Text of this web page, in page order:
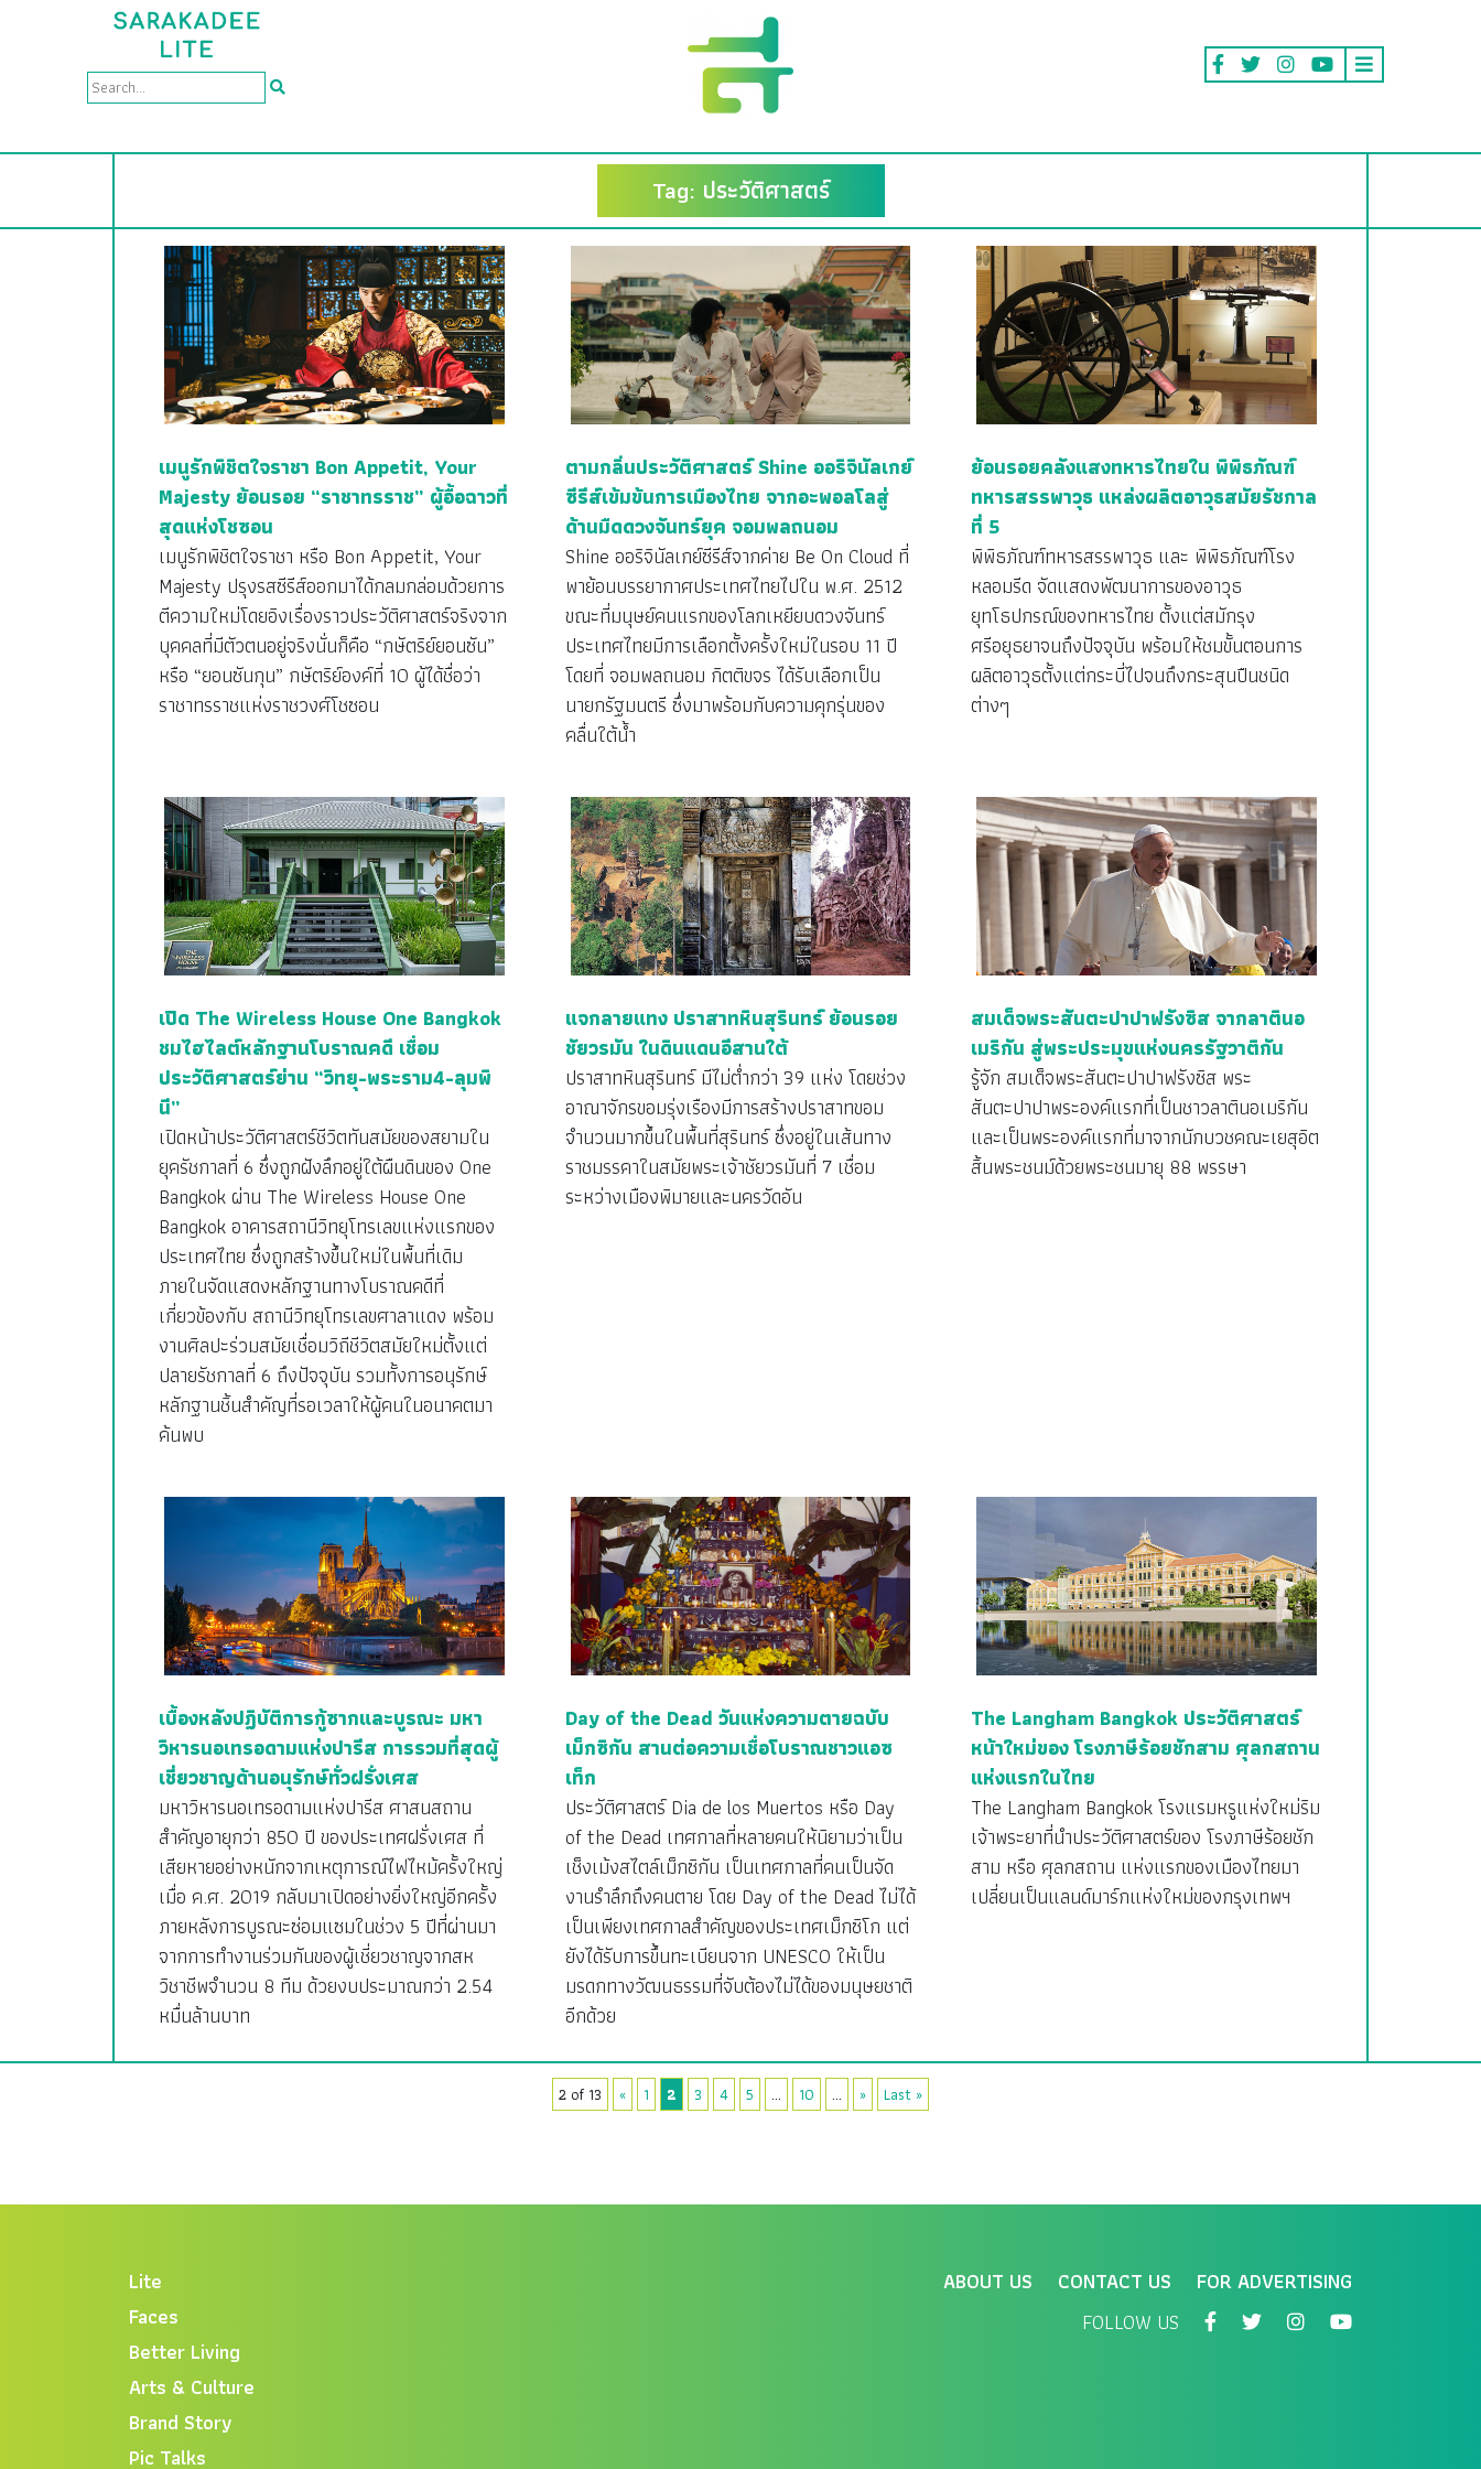
Tag: ประวัติศาสตร์
เมนูรักพิชิตใจราชา Bon Appetit, Your
Majesty ย้อนรอย “ราชาทรราช” ผู้อื้อฉาวที่
สุดแห่งโชซอน
เมนูรักพิชิตใจราชา หรือ Bon Appetit, Your
Majesty ปรุงรสซีรีส์ออกมาได้กลมกล่อมด้วยการ
ตีความใหม่โดยอิงเรื่องราวประวัติศาสตร์จริงจาก
บุคคลที่มีตัวตนอยู่จริงนั่นก็คือ “กษัตริย์ยอนซัน”
หรือ “ยอนซันกุน” กษัตริย์องค์ที่ 10 ผู้ได้ชื่อว่า
ราชาทรราชแห่งราชวงศ์โชซอน
ตามกลิ่นประวัติศาสตร์ Shine ออริจินัลเกย์
ซีรีส์เข้มข้นการเมืองไทย จากอะพอลโลสู่
ด้านมืดดวงจันทร์ยุค จอมพลถนอม
Shine ออริจินัลเกย์ซีรีส์จากค่าย Be On Cloud ที่
พาย้อนบรรยากาศประเทศไทยไปใน พ.ศ. 2512
ขณะที่มนุษย์คนแรกของโลกเหยียบดวงจันทร์
ประเทศไทยมีการเลือกตั้งครั้งใหม่ในรอบ 11 ปี
โดยที่ จอมพลถนอม กิตติขจร ได้รับเลือกเป็น
นายกรัฐมนตรี ซึ่งมาพร้อมกับความคุกรุ่นของ
คลื่นใต้น้ำ
ย้อนรอยคลังแสงทหารไทยใน พิพิธภัณฑ์
ทหารสรรพาวุธ แหล่งผลิตอาวุธสมัยรัชกาล
ที่ 5
พิพิธภัณฑ์ทหารสรรพาวุธ และ พิพิธภัณฑ์โรง
หลอมรีด จัดแสดงพัฒนาการของอาวุธ
ยุทโธปกรณ์ของทหารไทย ตั้งแต่สมักรุง
ศรีอยุธยาจนถึงปัจจุบัน พร้อมให้ชมขั้นตอนการ
ผลิตอาวุธตั้งแต่กระบี่ไปจนถึงกระสุนปืนชนิด
ต่างๆ
เปิด The Wireless House One Bangkok
ชมไฮไลต์หลักฐานโบราณคดี เชื่อม
ประวัติศาสตร์ย่าน “วิทยุ-พระราม4-ลุมพิ
นี”
เปิดหน้าประวัติศาสตร์ชีวิตทันสมัยของสยามใน
ยุครัชกาลที่ 6 ซึ่งถูกฝังลึกอยู่ใต้ผืนดินของ One
Bangkok ผ่าน The Wireless House One
Bangkok อาคารสถานีวิทยุโทรเลขแห่งแรกของ
ประเทศไทย ซึ่งถูกสร้างขึ้นใหม่ในพื้นที่เดิม
ภายในจัดแสดงหลักฐานทางโบราณคดีที่
เกี่ยวข้องกับ สถานีวิทยุโทรเลขศาลาแดง พร้อม
งานศิลปะร่วมสมัยเชื่อมวิถีชีวิตสมัยใหม่ตั้งแต่
ปลายรัชกาลที่ 6 ถึงปัจจุบัน รวมทั้งการอนุรักษ์
หลักฐานชิ้นสำคัญที่รอเวลาให้ผู้คนในอนาคตมา
ค้นพบ
แจกลายแทง ปราสาทหินสุรินทร์ ย้อนรอย
ชัยวรมัน ในดินแดนอีสานใต้
ปราสาทหินสุรินทร์ มีไม่ต่ำกว่า 39 แห่ง โดยช่วง
อาณาจักรขอมรุ่งเรืองมีการสร้างปราสาทขอม
จำนวนมากขึ้นในพื้นที่สุรินทร์ ซึ่งอยู่ในเส้นทาง
ราชมรรคาในสมัยพระเจ้าชัยวรมันที่ 7 เชื่อม
ระหว่างเมืองพิมายและนครวัดอัน
สมเด็จพระสันตะปาปาฟรังซิส จากลาตินอ
เมริกัน สู่พระประมุขแห่งนครรัฐวาติกัน
รู้จัก สมเด็จพระสันตะปาปาฟรังซิส พระ
สันตะปาปาพระองค์แรกที่เป็นชาวลาตินอเมริกัน
และเป็นพระองค์แรกที่มาจากนักบวชคณะเยสุอิต
สิ้นพระชนม์ด้วยพระชนมายุ 88 พรรษา
เบื้องหลังปฏิบัติการกู้ซากและบูรณะ มหา
วิหารนอเทรอดามแห่งปารีส การรวมที่สุดผู้
เชี่ยวชาญด้านอนุรักษ์ทั่วฝรั่งเศส
มหาวิหารนอเทรอดามแห่งปารีส ศาสนสถาน
สำคัญอายุกว่า 850 ปี ของประเทศฝรั่งเศส ที่
เสียหายอย่างหนักจากเหตุการณ์ไฟไหม้ครั้งใหญ่
เมื่อ ค.ศ. 2019 กลับมาเปิดอย่างยิ่งใหญ่อีกครั้ง
ภายหลังการบูรณะซ่อมแซมในช่วง 5 ปีที่ผ่านมา
จากการทำงานร่วมกันของผู้เชี่ยวชาญจากสห
วิชาชีพจำนวน 8 ทีม ด้วยงบประมาณกว่า 2.54
หมื่นล้านบาท
Day of the Dead วันแห่งความตายฉบับ
เม็กซิกัน สานต่อความเชื่อโบราณชาวแอซ
เท็ก
ประวัติศาสตร์ Dia de los Muertos หรือ Day
of the Dead เทศกาลที่หลายคนให้นิยามว่าเป็น
เช็งเม้งสไตล์เม็กซิกัน เป็นเทศกาลที่คนเป็นจัด
งานรำลึกถึงคนตาย โดย Day of the Dead ไม่ได้
เป็นเพียงเทศกาลสำคัญของประเทศเม็กซิโก แต่
ยังได้รับการขึ้นทะเบียนจาก UNESCO ให้เป็น
มรดกทางวัฒนธรรมที่จับต้องไม่ได้ของมนุษยชาติ
อีกด้วย
The Langham Bangkok ประวัติศาสตร์
หน้าใหม่ของ โรงภาษีร้อยชักสาม ศุลกสถาน
แห่งแรกในไทย
The Langham Bangkok โรงแรมหรูแห่งใหม่ริม
เจ้าพระยาที่นำประวัติศาสตร์ของ โรงภาษีร้อยชัก
สาม หรือ ศุลกสถาน แห่งแรกของเมืองไทยมา
เปลี่ยนเป็นแลนด์มาร์กแห่งใหม่ของกรุงเทพฯ
2 of 13 « 1 2 3 4 5 ... 10 ... » Last »
Lite
Faces
Better Living
Arts & Culture
Brand Story
Pic Talks
ABOUT US CONTACT US
FOR ADVERTISING
FOLLOW US